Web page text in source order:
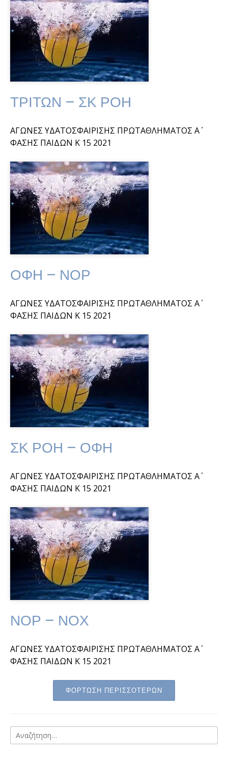
ΤΡΙΤΩΝ – ΣΚ ΡΟΗ
ΑΓΩΝΕΣ ΥΔΑΤΟΣΦΑΙΡΙΣΗΣ ΠΡΩΤΑΘΛΗΜΑΤΟΣ Α΄
ΦΑΣΗΣ ΠΑΙΔΩΝ Κ 15 2021
ΟΦΗ – ΝΟΡ
ΑΓΩΝΕΣ ΥΔΑΤΟΣΦΑΙΡΙΣΗΣ ΠΡΩΤΑΘΛΗΜΑΤΟΣ Α΄
ΦΑΣΗΣ ΠΑΙΔΩΝ Κ 15 2021
ΣΚ ΡΟΗ – ΟΦΗ
ΑΓΩΝΕΣ ΥΔΑΤΟΣΦΑΙΡΙΣΗΣ ΠΡΩΤΑΘΛΗΜΑΤΟΣ Α΄
ΦΑΣΗΣ ΠΑΙΔΩΝ Κ 15 2021
ΝΟΡ – ΝΟΧ
ΑΓΩΝΕΣ ΥΔΑΤΟΣΦΑΙΡΙΣΗΣ ΠΡΩΤΑΘΛΗΜΑΤΟΣ Α΄
ΦΑΣΗΣ ΠΑΙΔΩΝ Κ 15 2021
ΦΟΡΤΩΣΗ ΠΕΡΙΣΣΟΤΕΡΩΝ
Αναζήτηση
για: